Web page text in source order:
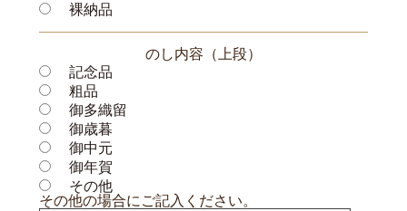
裸納品
のし内容（上段）
記念品
粗品
御多織留
御歳暮
御中元
御年賀
その他
その他の場合にご記入ください。